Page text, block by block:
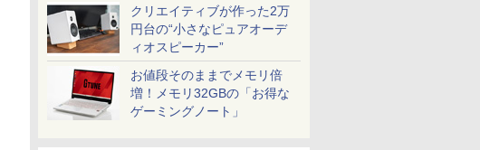
クリエイティブが作った2万
円台の“小さなピュアオーデ
ィオスピーカー”
お値段そのままでメモリ倍
増！メモリ32GBの「お得な
ゲーミングノート」